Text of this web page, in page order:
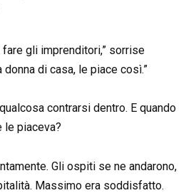
gli imprenditori,” sorrise
donna di casa, le piace così.”
contrarsi dentro. E quando
le piaceva?
Gli ospiti se ne andarono,
Massimo era soddisfatto.